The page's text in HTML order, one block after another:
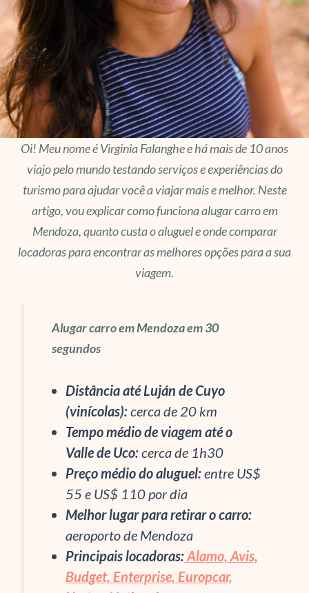
Oi! Meu nome é Virginia Falanghe e há mais de 10 anos
viajo pelo mundo testando serviços e experiências do
turismo para ajudar você a viajar mais e melhor. Neste
artigo, vou explicar como funciona alugar carro em
Mendoza, quanto custa o aluguel e onde comparar
locadoras para encontrar as melhores opções para a sua
viagem.
Alugar carro em Mendoza em 30
segundos
Distância até Luján de Cuyo
(vinícolas):cerca de 20 km
Tempo médio de viagem até o
Valle de Uco:cerca de 1h30
Preço médio do aluguel:entre US$
55 e US$ 110 por dia
Melhor lugar para retirar o carro:
aeroporto de Mendoza
Principais locadoras:Alamo, Avis,
Budget, Enterprise, Europcar,